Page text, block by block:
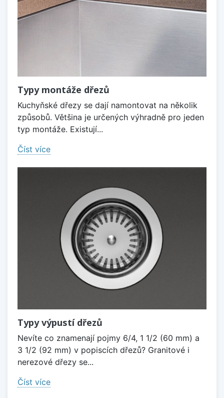
Typy montáže dřezů
Kuchyňské dřezy se dají namontovat na několik
způsobů. Většina je určených výhradně pro jeden
typ montáže. Existují...
Číst více
Typy výpustí dřezů
Nevíte co znamenají pojmy 6/4, 1 1/2 (60 mm) a
3 1/2 (92 mm) v popiscích dřezů? Granitové i
nerezové dřezy se...
Číst více